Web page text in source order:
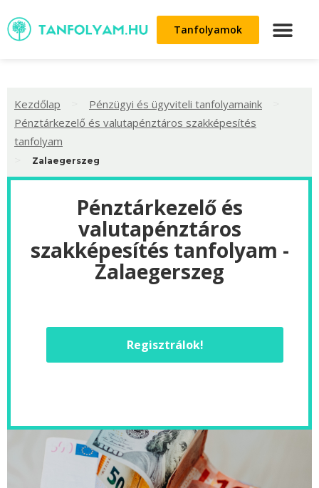
Tanfolyamok
Kezdőlap Pénzügyi és ügyviteli tanfolyamaink
Pénztárkezelő és valutapénztáros szakképesítés
tanfolyam
Zalaegerszeg
Pénztárkezelő és
valutapénztáros
szakképesítés tanfolyam -
Zalaegerszeg
Regisztrálok!